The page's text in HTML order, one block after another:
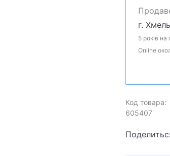
быструю
экран
планшет,
мАч
Fi 6 и
работы и
г.
5 років на
Online
Код товара:
605407